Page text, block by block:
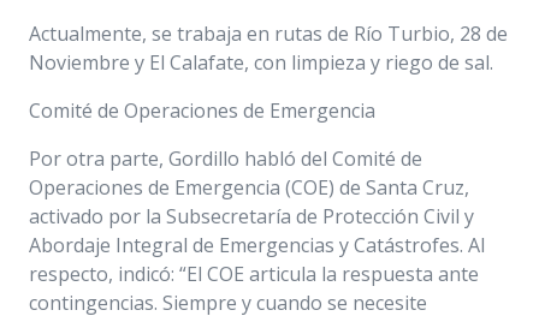
Actualmente, se trabaja en rutas de Río Turbio, 28 de
Noviembre y El Calafate, con limpieza y riego de sal.
Comité de Operaciones de Emergencia
Por otra parte, Gordillo habló del Comité de
Operaciones de Emergencia (COE) de Santa Cruz,
activado por la Subsecretaría de Protección Civil y
Abordaje Integral de Emergencias y Catástrofes. Al
respecto, indicó: “El COE articula la respuesta ante
contingencias. Siempre y cuando se necesite